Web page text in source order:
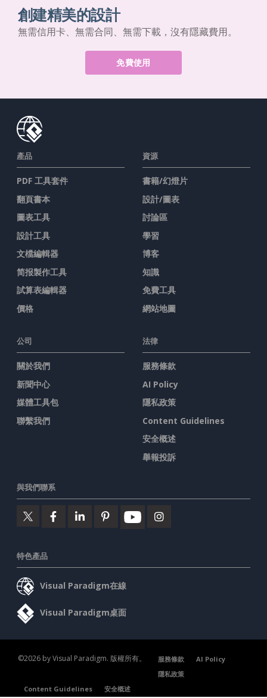
創建精美的設計
無需信用卡、無需合同、無需下載，沒有隱藏費用。
免費使用
產品
PDF 工具套件
翻頁書本
圖表工具
設計工具
文檔編輯器
简报製作工具
試算表編輯器
價格
資源
書籍/幻燈片
設計/圖表
討論區
學習
博客
知識
免費工具
網站地圖
公司
關於我們
新聞中心
媒體工具包
聯繫我們
法律
服務條款
AI Policy
隱私政策
Content Guidelines
安全概述
舉報投訴
與我們聯系
特色產品
Visual Paradigm在線
Visual Paradigm桌面
©2026 by Visual Paradigm. 版權所有。 服務條款
AI Policy
隱私政策
Content Guidelines
安全概述